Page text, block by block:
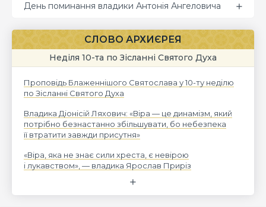
День поминання владики Антонія Ангеловича
СЛОВО АРХИЄРЕЯ
Неділя 10-та по Зісланні Святого Духа
Проповідь Блаженнішого Святослава у 10-ту неділю
по Зісланні Святого Духа
Владика Діонісій Ляхович: «Віра — це динамізм, який
потрібно безнастанно збільшувати, бо небезпека
її втратити завжди присутня»
«Віра, яка не знає сили хреста, є невірою
і лукавством», — владика Ярослав Приріз